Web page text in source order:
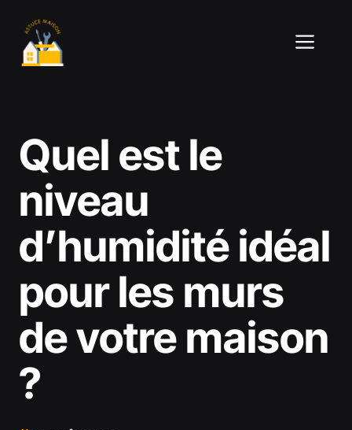
contenu
Quel est le
niveau
d’humidité idéal
pour les murs
de votre maison
?